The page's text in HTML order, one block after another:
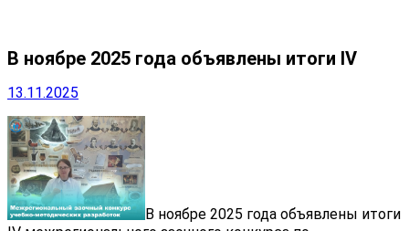
В ноябре 2025 года объявлены итоги IV
13.11.2025
В ноябре 2025 года объявлены итоги